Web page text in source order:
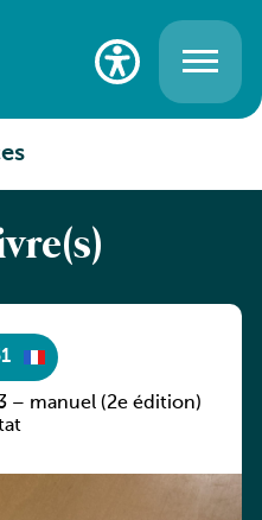
– manuel (2e édition)